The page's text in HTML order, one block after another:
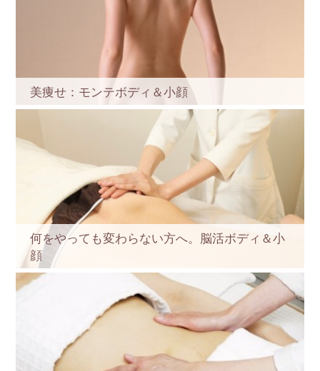
美痩せ：モンテボディ＆小顔
何をやっても変わらない方へ。脳活ボディ＆小
顔